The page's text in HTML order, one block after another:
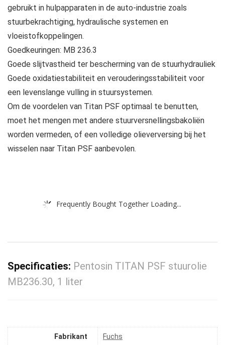
gebruikt in hulpapparaten in de auto-industrie zoals
stuurbekrachtiging, hydraulische systemen en
vloeistofkoppelingen.
Goedkeuringen: MB 236.3
Goede slijtvastheid ter bescherming van de stuurhydrauliek
Goede oxidatiestabiliteit en verouderingsstabiliteit voor
een levenslange vulling in stuursystemen.
Om de voordelen van Titan PSF optimaal te benutten,
moet het mengen met andere stuurversnellingsbakoliën
worden vermeden, of een volledige olieverversing bij het
wisselen naar Titan PSF aanbevolen.
Frequently Bought Together Loading...
Specificaties: Pentosin TITAN PSF stuurolie
MB236.30, 1 liter
Fabrikant ‎Fuchs